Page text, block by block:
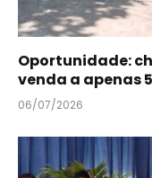
Oportunidade:
venda a apenas
06/07/2026